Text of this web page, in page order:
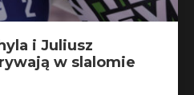
i Juliusz
w slalomie